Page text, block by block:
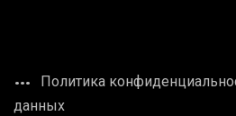
Политика
данных